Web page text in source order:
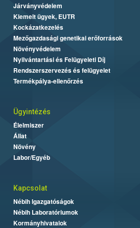
Járványvédelem
Kiemelt ügyek, EUTR
Kockázatkezelés
Mezőgazdasági genetikai erőforrások
Növényvédelem
Nyilvántartási és Felügyeleti Díj
Rendszerszervezés és felügyelet
Termékpálya-ellenőrzés
Ügyintézés
Élelmiszer
Állat
Növény
Labor/Egyéb
Kapcsolat
Nébih Igazgatóságok
Nébih Laboratóriumok
Kormányhivatalok